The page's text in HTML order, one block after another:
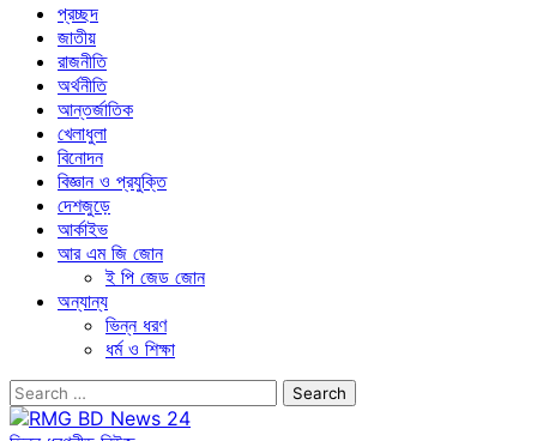
প্রচ্ছদ
জাতীয়
রাজনীতি
অর্থনীতি
আন্তর্জাতিক
খেলাধুলা
বিনোদন
বিজ্ঞান ও প্রযুক্তি
দেশজুড়ে
আর্কাইভ
আর এম জি জোন
ই পি জেড জোন
অন্যান্য
ভিন্ন ধরণ
ধর্ম ও শিক্ষা
Search
for: